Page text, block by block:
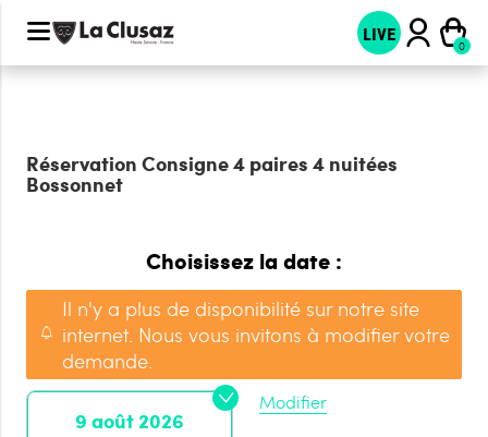
LIVE
Réservation Consigne 4 paires 4 nuitées
Bossonnet
Choisissez la date :
Il n'y a plus de disponibilité sur notre site
internet. Nous vous invitons à modifier votre
demande.
9 août 2026
Modifier